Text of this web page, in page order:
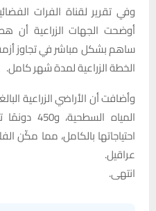
وفي تقرير لقناة الفرات
أوضحت الجهات الزراعية أن
ساهم بشكل مباشر في تجاوز
الخطة الزراعية لمدة شهر كامل.
المياه
احتياجاتها بالكامل، مما مكّن
عراقيل.
انتهى.